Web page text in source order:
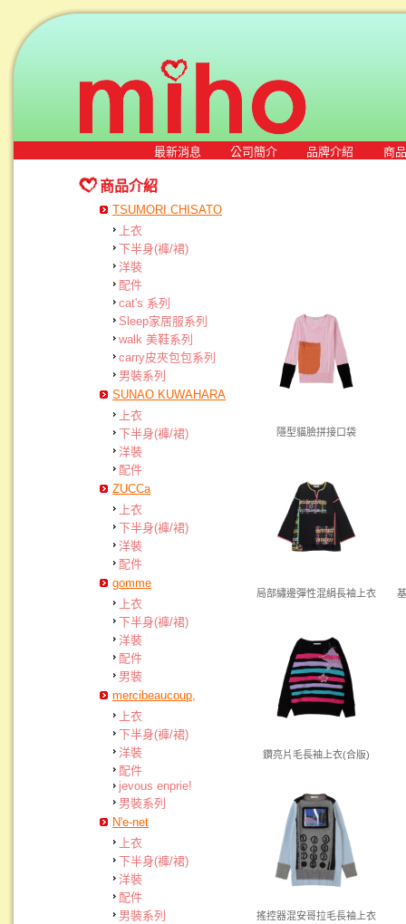
最新消息 公司簡介 品牌介紹 商
商品介紹
TSUMORI CHISATO
上衣
下半身(褲/裙)
洋裝
配件
cat's 系列
Sleep家居服系列
walk 美鞋系列
carry皮夾包包系列
男裝系列
SUNAO KUWAHARA
上衣
下半身(褲/裙)
洋裝
配件
ZUCCa
上衣
下半身(褲/裙)
洋裝
配件
gomme
上衣
下半身(褲/裙)
洋裝
配件
男裝
mercibeaucoup,
上衣
下半身(褲/裙)
洋裝
配件
jevous enprie!
男裝系列
N'e-net
上衣
下半身(褲/裙)
洋裝
配件
男裝系列
隱型貓臉拼接口袋
局部繡邊彈性混絹長袖上衣
鑽亮片毛長袖上衣(合版)
搖控器混安哥拉毛長袖上衣